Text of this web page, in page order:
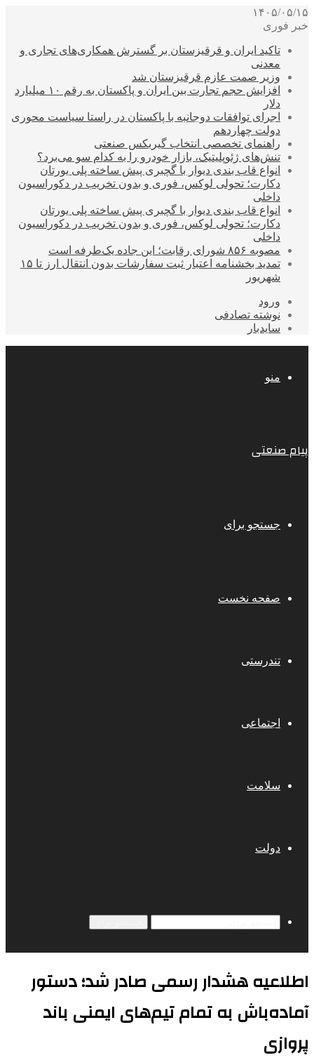
۱۴۰۵/۰۵/۱۵
خبر فوری
تاکید ایران و قرقیزستان بر گسترش همکاری‌های تجاری و
معدنی
وزیر صمت عازم قرقیزستان شد
افزایش حجم تجارت بین ایران و پاکستان به رقم ۱۰ میلیارد
دلار
اجرای توافقات دوجانبه با پاکستان در راستا سیاست محوری
دولت چهاردهم
راهنمای تخصصی انتخاب گیربکس صنعتی
تنش‌های ژئوپلیتیک، بازار خودرو را به کدام سو می‌برد؟
انواع قاب بندی دیوار با گچبری پیش ساخته پلی یورتان
دکارت؛ تحولی لوکس، فوری و بدون تخریب در دکوراسیون
داخلی
انواع قاب بندی دیوار با گچبری پیش ساخته پلی یورتان
دکارت؛ تحولی لوکس، فوری و بدون تخریب در دکوراسیون
داخلی
مصوبه ۸۵۶ شورای رقابت؛ این جاده یک‌طرفه است
تمدید بخشنامه اعتبار ثبت سفارشات بدون انتقال ارز تا ۱۵
شهریور
ورود
نوشته تصادفی
سایدبار
منو
پیام صنعتی
جستجو برای
صفحه نخست
تندرستی
اجتماعی
سلامت
دولت
اطلاعیه هشدار رسمی صادر شد؛ دستور
آماده‌باش به تمام تیم‌های ایمنی باند
پروازی